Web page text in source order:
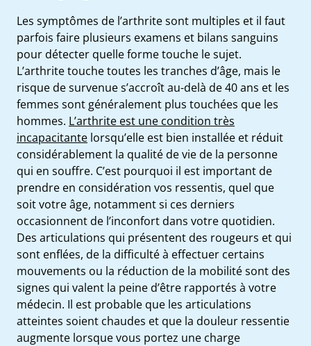
Les symptômes de l’arthrite sont multiples et il faut
parfois faire plusieurs examens et bilans sanguins
pour détecter quelle forme touche le sujet.
L’arthrite touche toutes les tranches d’âge, mais le
risque de survenue s’accroît au-delà de 40 ans et les
femmes sont généralement plus touchées que les
hommes. L’arthrite est une condition très
incapacitante lorsqu’elle est bien installée et réduit
considérablement la qualité de vie de la personne
qui en souffre. C’est pourquoi il est important de
prendre en considération vos ressentis, quel que
soit votre âge, notamment si ces derniers
occasionnent de l’inconfort dans votre quotidien.
Des articulations qui présentent des rougeurs et qui
sont enflées, de la difficulté à effectuer certains
mouvements ou la réduction de la mobilité sont des
signes qui valent la peine d’être rapportés à votre
médecin. Il est probable que les articulations
atteintes soient chaudes et que la douleur ressentie
augmente lorsque vous portez une charge